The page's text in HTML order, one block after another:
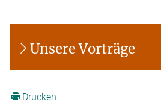
Unsere Vorträge
Drucken